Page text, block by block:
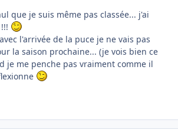
que je suis même pas classée... j'ai
l'arrivée de la puce je ne vais pas
la saison prochaine... (je vois bien ce
je me penche pas vraiment comme il